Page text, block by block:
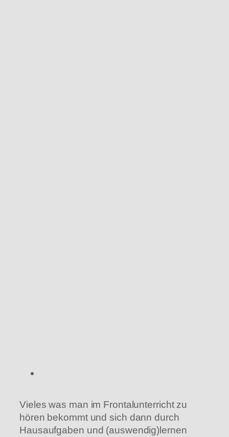
Vieles was man im Frontalunterricht zu
hören bekommt und sich dann durch
Hausaufgaben und (auswendig)lernen